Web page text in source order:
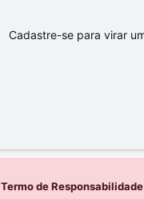
Cadastre-se para virar
Termo de Responsabilidade